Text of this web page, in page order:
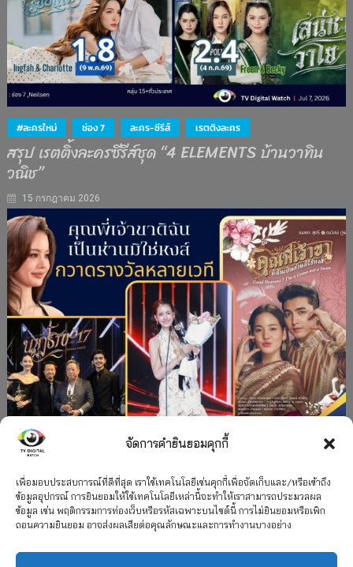
จัดการคำยินยอมคุกกี้
เพื่อมอบประสบการณ์ที่ดีที่สุด เราใช้เทคโนโลยีเช่นคุกกี้เพื่อจัดเก็บและ/หรือเข้าถึง
ข้อมูลอุปกรณ์ การยินยอมให้ใช้เทคโนโลยีเหล่านี้จะทำให้เราสามารถประมวลผล
ข้อมูล เช่น พฤติกรรมการท่องเว็บหรือรหัสเฉพาะบนไซต์นี้ การไม่ยินยอมหรือเพิก
ถอนความยินยอม อาจส่งผลเสียต่อคุณลักษณะและการทำงานบางอย่าง
#ละครใหม่ ช่อง 7 ละคร-ซีรีส์ เรตติงละคร
สรุป เรตติ้งละครซีรีส์ชุด “4 ELEMENTS บ้านวาทิน
วณิช”
15 กรกฎาคม 2026
”คุณพี่เจ้าขาดิฉันเป็นห่านมิใช่หงส์” กวาดรางวัล
เพียบ จาก 8 เวที